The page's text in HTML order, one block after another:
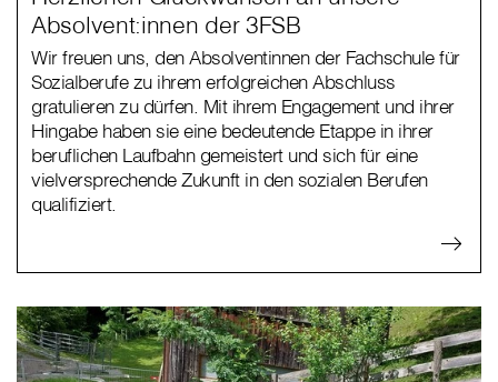
Absolvent:innen der 3FSB
Wir freuen uns, den Absolventinnen der Fachschule für
Sozialberufe zu ihrem erfolgreichen Abschluss
gratulieren zu dürfen. Mit ihrem Engagement und ihrer
Hingabe haben sie eine bedeutende Etappe in ihrer
beruflichen Laufbahn gemeistert und sich für eine
vielversprechende Zukunft in den sozialen Berufen
qualifiziert.